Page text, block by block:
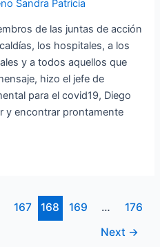
Sandra Patricia
de las juntas de acción
los hospitales, a los
y a todos aquellos que
hizo el jefe de
para el covid19, Diego
y encontrar prontamente
167 168 169 …
176
Next →